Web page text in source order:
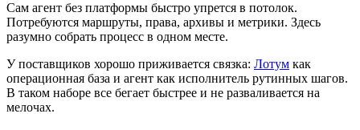
Сам агент без платформы быстро упрется в потолок.
Потребуются маршруты, права, архивы и метрики. Здесь
разумно собрать процесс в одном месте.
У поставщиков хорошо приживается связка: Лотум как
операционная база и агент как исполнитель рутинных шагов.
В таком наборе все бегает быстрее и не разваливается на
мелочах.